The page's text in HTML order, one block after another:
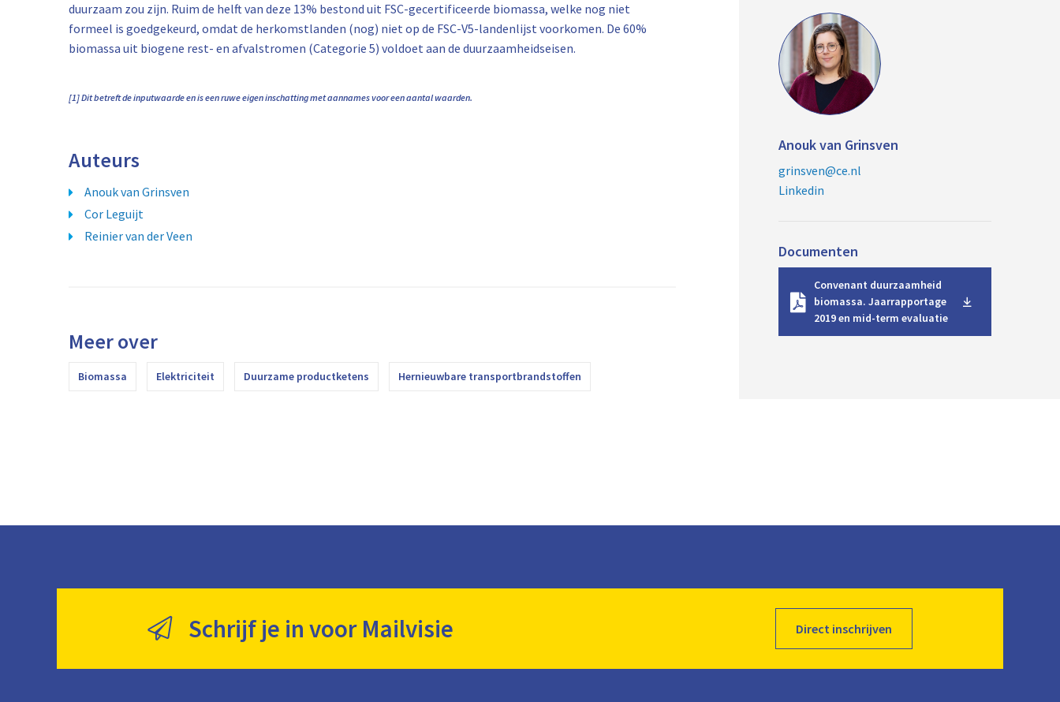
duurzaam zou zijn. Ruim de helft van deze 13% bestond uit FSC-gecertificeerde biomassa, welke nog niet
formeel is goedgekeurd, omdat de herkomstlanden (nog) niet op de FSC-V5-landenlijst voorkomen. De 60%
biomassa uit biogene rest- en afvalstromen (Categorie 5) voldoet aan de duurzaamheidseisen.
[1] Dit betreft de inputwaarde en is een ruwe eigen inschatting met aannames voor een aantal waarden.
Auteurs
Anouk van Grinsven
Cor Leguijt
Reinier van der Veen
Meer over
Biomassa Elektriciteit Duurzame productketens Hernieuwbare transportbrandstoffen
Anouk van Grinsven
grinsven@ce.nl
Linkedin
Documenten
Convenant duurzaamheid
biomassa. Jaarrapportage
2019 en mid-term evaluatie
l
Schrijf je in voor Mailvisie Direct inschrijven